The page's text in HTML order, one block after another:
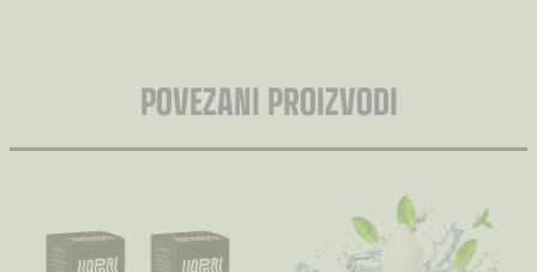
POVEZANI PROIZVODI